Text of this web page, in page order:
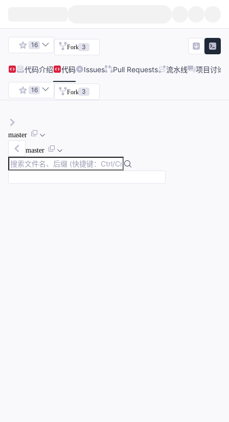
16 Fork 3
代码介绍 代码 Issues Pull Requests 流水线 项目讨论
16 Fork 3
master
master